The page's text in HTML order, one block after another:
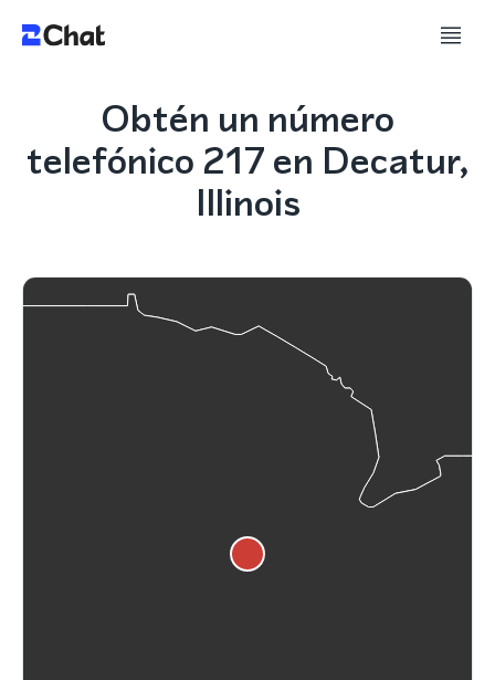
Obtén un número
telefónico 217 en Decatur,
Illinois